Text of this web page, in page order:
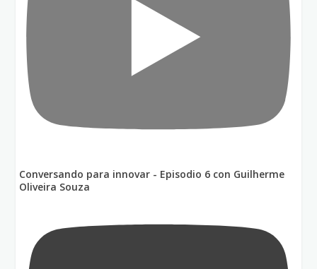
Conversando para innovar - Episodio 6 con Guilherme
Oliveira Souza